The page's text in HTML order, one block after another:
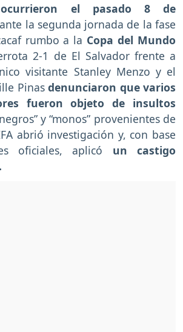
el pasado 8 de
la segunda jornada de la fase
rumbo a la Copa del Mundo
2-1 de El Salvador frente a
visitante Stanley Menzo y el
Pinasdenunciaron que varios
fueron objeto de insultos
y “monos” provenientes de
abrió investigación y, con base
oficiales, aplicó un castigo